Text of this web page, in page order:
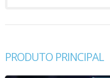
PRODUTO PRINCIPAL